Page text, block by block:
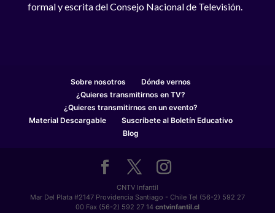
formal y escrita del Consejo Nacional de Televisión.
Sobre nosotros
Dónde vernos
¿Quieres transmitirnos en TV?
¿Quieres transmitirnos en un evento?
Material Descargable
Suscríbete al Boletín Educativo
Blog
CNTV Infantil
Mar Del Plata #2147 Providencia Santiago - Chile Tel (56-2) 592 27
00 Fax (56-2) 592 27 14 cntvinfantil.cl